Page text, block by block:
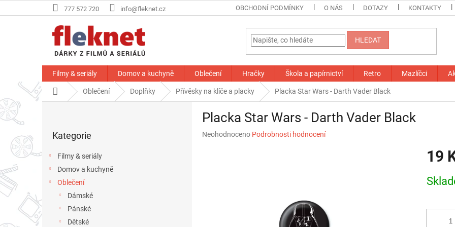
na
777 572 720 info@fleknet.cz OBCHODNÍ PODMÍNKY O NÁS DOTAZY KONTAKTY
HLEDAT
Filmy & seriály Domov a kuchyně Oblečení Hračky Škola a papírnictví Retro Mazlíčci
Domů Oblečení Doplňky Přívěsky na klíče a placky Placka Star Wars - Darth Vader Black
r
p
a
kategorie
Kategorie
Filmy & seriály
Domov a kuchyně
Oblečení
Dámské
Pánské
Dětské
Placka Star Wars - Darth Vader Black
Průměrné
Neohodnoceno Podrobnosti hodnocení
19
cena: